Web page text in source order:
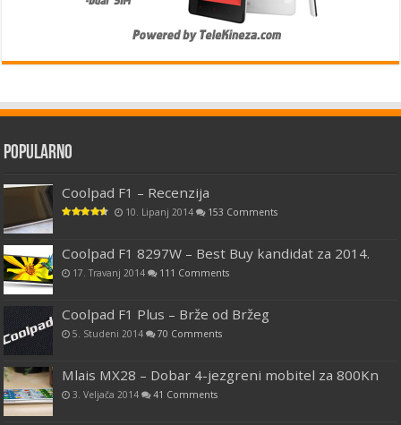
Popularno
Coolpad F1 – Recenzija
10. Lipanj 2014 153 Comments
Coolpad F1 8297W – Best Buy kandidat za 2014.
17. Travanj 2014 111 Comments
Coolpad F1 Plus – Brže od Bržeg
5. Studeni 2014 70 Comments
Mlais MX28 – Dobar 4-jezgreni mobitel za 800Kn
3. Veljača 2014 41 Comments